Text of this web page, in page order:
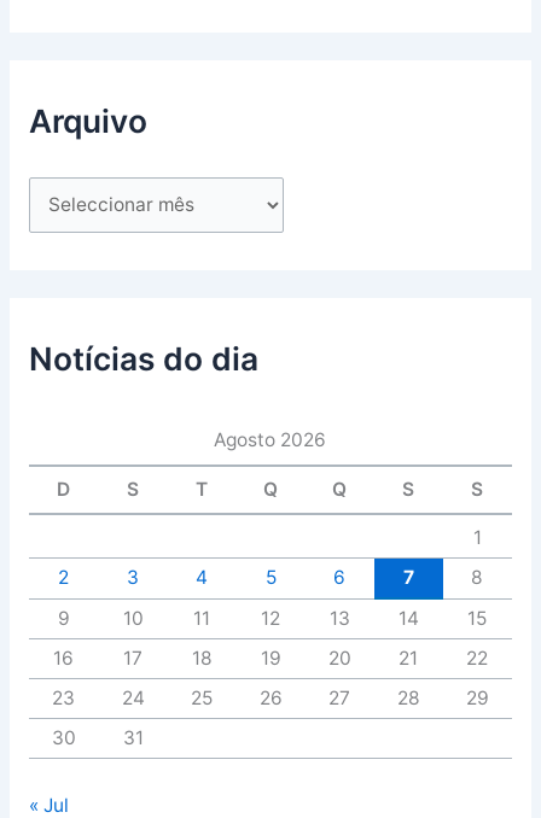
Arquivo
Notícias do dia
Agosto 2026
D S T Q Q S S
1
2
3 4 5 6 7
8
9
10 11 12 13 14
15
16
17 18 19 20 21
22
23
24 25 26 27 28
29
30
31
« Jul